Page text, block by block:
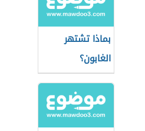
بماذا تشتهر
الغابون؟